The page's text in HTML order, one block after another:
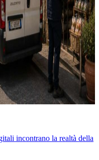
incontrano la realtà della